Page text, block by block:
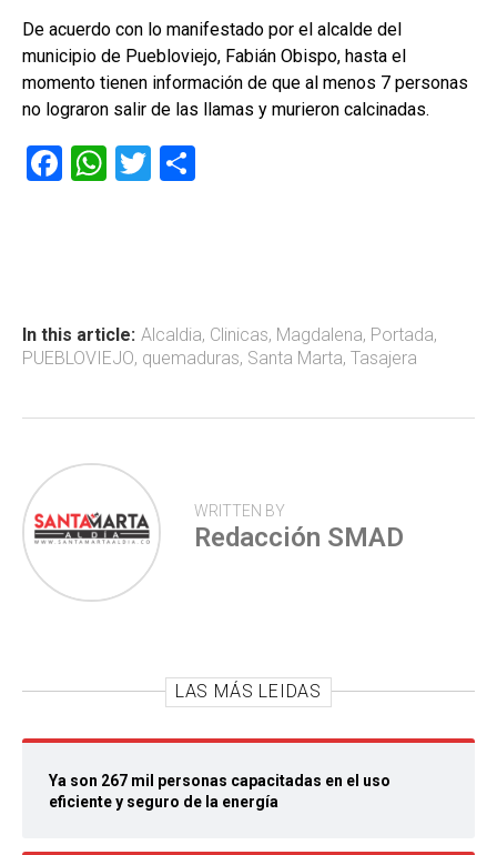
De acuerdo con lo manifestado por el alcalde del
municipio de Puebloviejo, Fabián Obispo, hasta el
momento tienen información de que al menos 7 personas
no lograron salir de las llamas y murieron calcinadas.
F
ok
W
p
p
T
tir
In this article: Alcaldia, Clinicas, Magdalena, Portada,
PUEBLOVIEJO, quemaduras, Santa Marta, Tasajera
WRITTEN BY
Redacción SMAD
LAS MÁS LEIDAS
Ya son 267 mil personas capacitadas en el uso
eficiente y seguro de la energía